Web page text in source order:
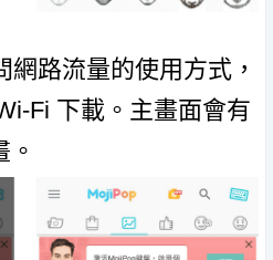
路流量的使用方式，
Fi 下載。主畫面會有